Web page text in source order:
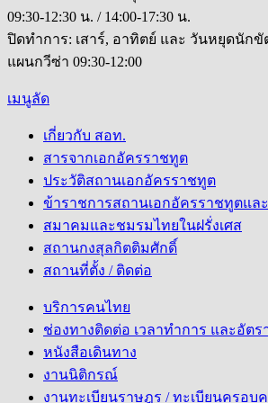
09:30-12:30 น. / 14:00-17:30 น.
ปิดทำการ: เสาร์, อาทิตย์ และ วันหยุดนัก
แผนกวีซ่า 09:30-12:00
เมนูลัด
เกี่ยวกับ สอท.
สารจากเอกอัครราชทูต
ประวัติสถานเอกอัครราชทูต
ข้าราชการสถานเอกอัครราชทูตแล
สมาคมและชมรมไทยในฝรั่งเศส
สถานกงสุลกิตติมศักดิ์
สถานที่ตั้ง / ติดต่อ
บริการคนไทย
ช่องทางติดต่อ เวลาทำการ และอัตร
หนังสือเดินทาง
งานนิติกรณ์
งานทะเบียนราษฎร / ทะเบียนครอบ